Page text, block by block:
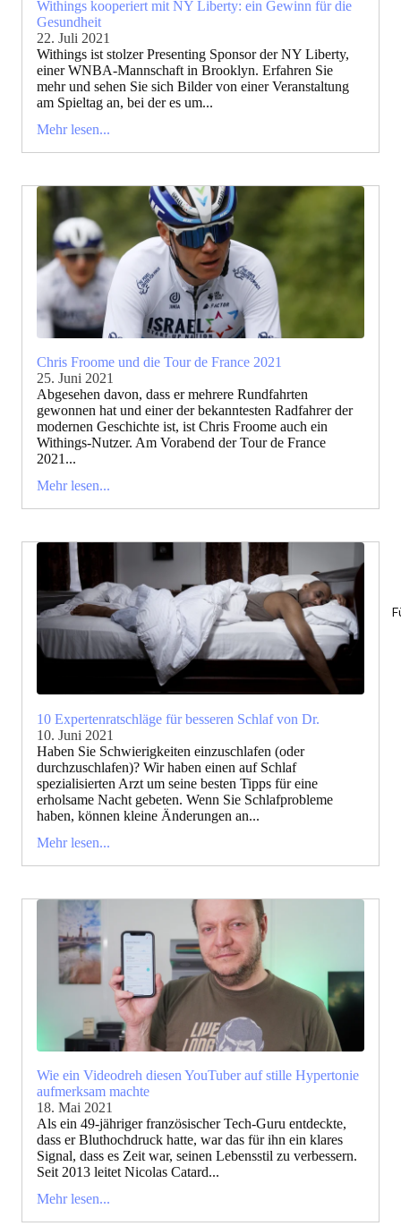
Withings kooperiert mit NY Liberty: ein Gewinn für die
Gesundheit
22. Juli 2021
Withings ist stolzer Presenting Sponsor der NY Liberty,
einer WNBA-Mannschaft in Brooklyn. Erfahren Sie
mehr und sehen Sie sich Bilder von einer Veranstaltung
am Spieltag an, bei der es um...
Mehr lesen...
Chris Froome und die Tour de France 2021
25. Juni 2021
Abgesehen davon, dass er mehrere Rundfahrten
gewonnen hat und einer der bekanntesten Radfahrer der
modernen Geschichte ist, ist Chris Froome auch ein
Withings-Nutzer. Am Vorabend der Tour de France
2021...
Mehr lesen...
10 Expertenratschläge für besseren Schlaf von Dr.
10. Juni 2021
Haben Sie Schwierigkeiten einzuschlafen (oder
durchzuschlafen)? Wir haben einen auf Schlaf
spezialisierten Arzt um seine besten Tipps für eine
erholsame Nacht gebeten. Wenn Sie Schlafprobleme
haben, können kleine Änderungen an...
Mehr lesen...
Wie ein Videodreh diesen YouTuber auf stille Hypertonie
aufmerksam machte
18. Mai 2021
Als ein 49-jähriger französischer Tech-Guru entdeckte,
dass er Bluthochdruck hatte, war das für ihn ein klares
Signal, dass es Zeit war, seinen Lebensstil zu verbessern.
Seit 2013 leitet Nicolas Catard...
Mehr lesen...